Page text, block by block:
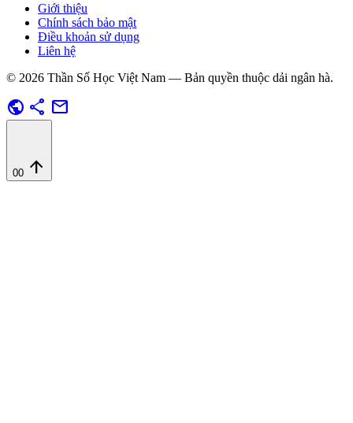
Giới thiệu
Chính sách bảo mật
Điều khoản sử dụng
Liên hệ
© 2026 Thần Số Học Việt Nam — Bản quyền thuộc dải ngân hà.
public share mail
00 arrow_upward